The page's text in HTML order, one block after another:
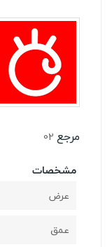
مرجع 02
مشخصات
عرض
عمق